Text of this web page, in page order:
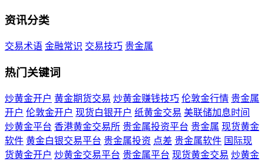
资讯分类
交易术语 金融常识 交易技巧 贵金属
热门关键词
炒黄金开户 黄金期货交易 炒黄金赚钱技巧 伦敦金行情 贵金属
开户 伦敦金开户 现货白银开户 纸黄金交易 美联储加息时间
炒黄金平台 香港黄金交易所 贵金属投资平台 贵金属 现货黄金
软件 黄金白银交易平台 贵金属投资 点差 贵金属软件 国际现
货黄金开户 炒黄金交易平台 贵金属平台 现货黄金交易 炒黄金